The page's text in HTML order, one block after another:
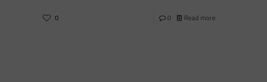
0 0 Read more